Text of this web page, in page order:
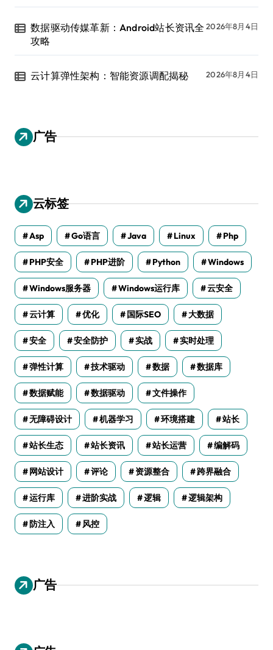
数据驱动传媒革新：Android站长资讯全
攻略
2026年8月4日
云计算弹性架构：智能资源调配揭秘 2026年8月4日
广告
云标签
Asp Go语言 Java Linux Php
PHP安全 PHP进阶 Python Windows
Windows服务器 Windows运行库 云安全
云计算 优化 国际SEO 大数据
安全 安全防护 实战 实时处理
弹性计算 技术驱动 数据 数据库
数据赋能 数据驱动 文件操作
无障碍设计 机器学习 环境搭建 站长
站长生态 站长资讯 站长运营 编解码
网站设计 评论 资源整合 跨界融合
运行库 进阶实战 逻辑 逻辑架构
防注入 风控
广告